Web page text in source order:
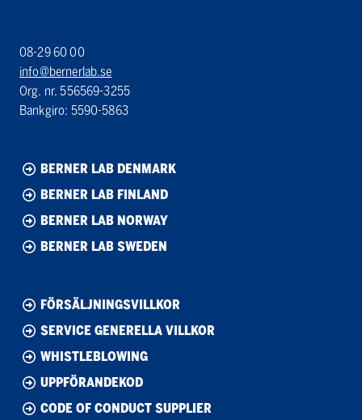
08-29 60 00
info@bernerlab.se
Org. nr. 556569-3255
Bankgiro: 5590-5863
BERNER LAB DENMARK
BERNER LAB FINLAND
BERNER LAB NORWAY
BERNER LAB SWEDEN
FÖRSÄLJNINGSVILLKOR
SERVICE GENERELLA VILLKOR
WHISTLEBLOWING
UPPFÖRANDEKOD
CODE OF CONDUCT SUPPLIER